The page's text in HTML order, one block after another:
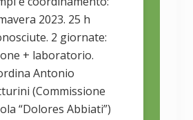
2023. 25 h
2 giornate:
+ laboratorio.
Antonio
(Commissione
“Dolores Abbiati”)